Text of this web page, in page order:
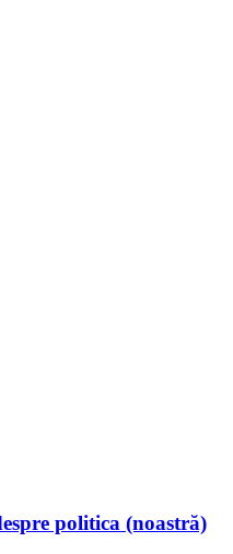
politica (noastră)